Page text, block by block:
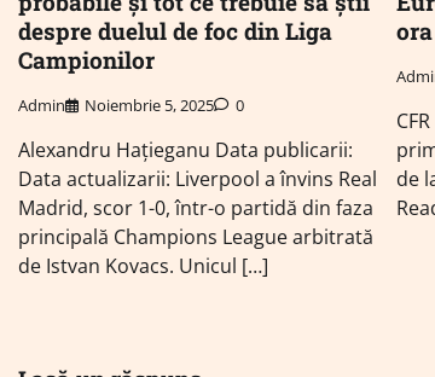
despre duelul de foc din Liga
Campionilor
Admin Noiembrie 5, 2025 0
Alexandru Hațieganu Data publicarii:
Data actualizarii: Liverpool a învins Real
Madrid, scor 1-0, într-o partidă din faza
principală Champions League arbitrată
de Istvan Kovacs. Unicul […]
de